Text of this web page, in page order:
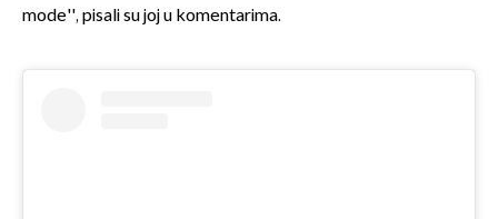
mode'', pisali su joj u komentarima.